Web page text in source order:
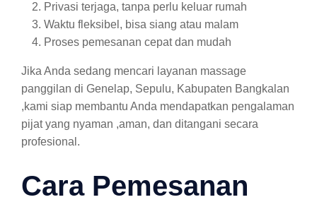
Privasi terjaga, tanpa perlu keluar rumah
Waktu fleksibel, bisa siang atau malam
Proses pemesanan cepat dan mudah
Jika Anda sedang mencari layanan massage
panggilan di Genelap, Sepulu, Kabupaten Bangkalan
,kami siap membantu Anda mendapatkan pengalaman
pijat yang nyaman ,aman, dan ditangani secara
profesional.
Cara Pemesanan